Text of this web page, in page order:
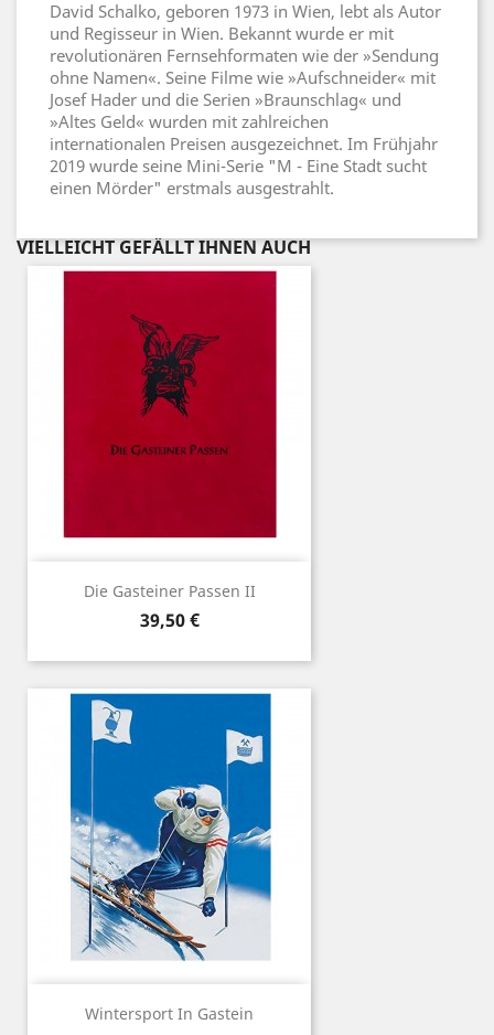
David Schalko, geboren 1973 in Wien, lebt als Autor
und Regisseur in Wien. Bekannt wurde er mit
revolutionären Fernsehformaten wie der »Sendung
ohne Namen«. Seine Filme wie »Aufschneider« mit
Josef Hader und die Serien »Braunschlag« und
»Altes Geld« wurden mit zahlreichen
internationalen Preisen ausgezeichnet. Im Frühjahr
2019 wurde seine Mini-Serie "M - Eine Stadt sucht
einen Mörder" erstmals ausgestrahlt.
VIELLEICHT GEFÄLLT IHNEN AUCH
Die Gasteiner Passen II
Preis
39,50 €
Wintersport In Gastein